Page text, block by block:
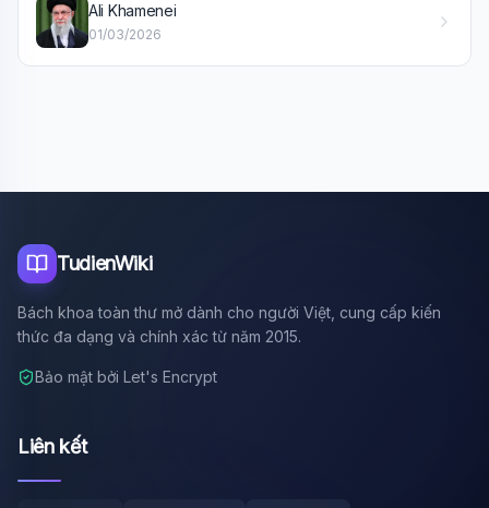
Ali Khamenei
01/03/2026
TudienWiki
Bách khoa toàn thư mở dành cho người Việt, cung cấp kiến
thức đa dạng và chính xác từ năm 2015.
Bảo mật bởi Let's Encrypt
Liên kết
📚 Lịch sử Việt Nam